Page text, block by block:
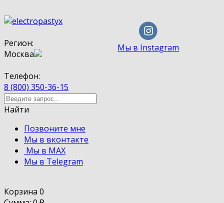
Регион:
Москва
Телефон:
8 (800) 350-36-15
Найти
Позвоните мне
Мы в вконтакте
Мы в MAX
Мы в Telegram
Корзина 0
Мы в Instagram